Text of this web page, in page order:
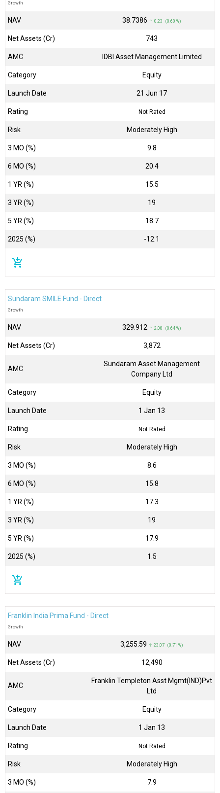
Growth
NAV ₹38.7386 ↑ 0.23 (0.60 %)
Net Assets (Cr) ₹743
AMC IDBI Asset Management Limited
Category Equity
Launch Date 21 Jun 17
Rating Not Rated
Risk Moderately High
3 MO (%) 9.8
6 MO (%) 20.4
1 YR (%) 15.5
3 YR (%) 19
5 YR (%) 18.7
2025 (%) -12.1
add_shopping_cart
Sundaram SMILE Fund - Direct
Growth
NAV ₹329.912 ↑ 2.08 (0.64 %)
Net Assets (Cr) ₹3,872
AMC
Sundaram Asset Management
Company Ltd
Category Equity
Launch Date 1 Jan 13
Rating Not Rated
Risk Moderately High
3 MO (%) 8.6
6 MO (%) 15.8
1 YR (%) 17.3
3 YR (%) 19
5 YR (%) 17.9
2025 (%) 1.5
add_shopping_cart
Franklin India Prima Fund - Direct
Growth
NAV ₹3,255.59 ↑ 23.07 (0.71 %)
Net Assets (Cr) ₹12,490
AMC
Franklin Templeton Asst Mgmt(IND)Pvt
Ltd
Category Equity
Launch Date 1 Jan 13
Rating Not Rated
Risk Moderately High
3 MO (%) 7.9